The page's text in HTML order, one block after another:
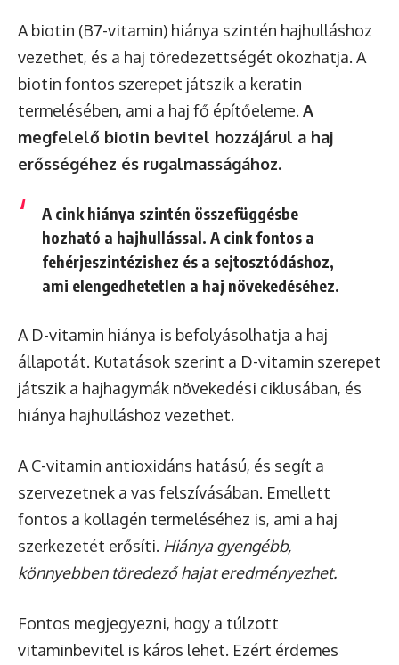
A biotin (B7-vitamin) hiánya szintén hajhulláshoz
vezethet, és a haj töredezettségét okozhatja. A
biotin fontos szerepet játszik a keratin
termelésében, ami a haj fő építőeleme. A
megfelelő biotin bevitel hozzájárul a haj
erősségéhez és rugalmasságához.
A cink hiánya szintén összefüggésbe
hozható a hajhullással. A cink fontos a
fehérjeszintézishez és a sejtosztódáshoz,
ami elengedhetetlen a haj növekedéséhez.
A D-vitamin hiánya is befolyásolhatja a haj
állapotát. Kutatások szerint a D-vitamin szerepet
játszik a hajhagymák növekedési ciklusában, és
hiánya hajhulláshoz vezethet.
A C-vitamin antioxidáns hatású, és segít a
szervezetnek a vas felszívásában. Emellett
fontos a kollagén termeléséhez is, ami a haj
szerkezetét erősíti. Hiánya gyengébb,
könnyebben töredező hajat eredményezhet.
Fontos megjegyezni, hogy a túlzott
vitaminbevitel is káros lehet. Ezért érdemes